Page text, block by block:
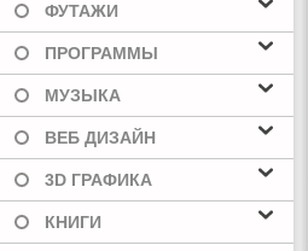
ФУТАЖИ
ПРОГРАММЫ
МУЗЫКА
ВЕБ ДИЗАЙН
3D ГРАФИКА
КНИГИ